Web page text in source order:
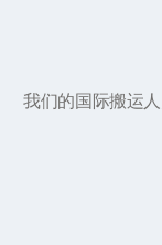
我们的国际搬运